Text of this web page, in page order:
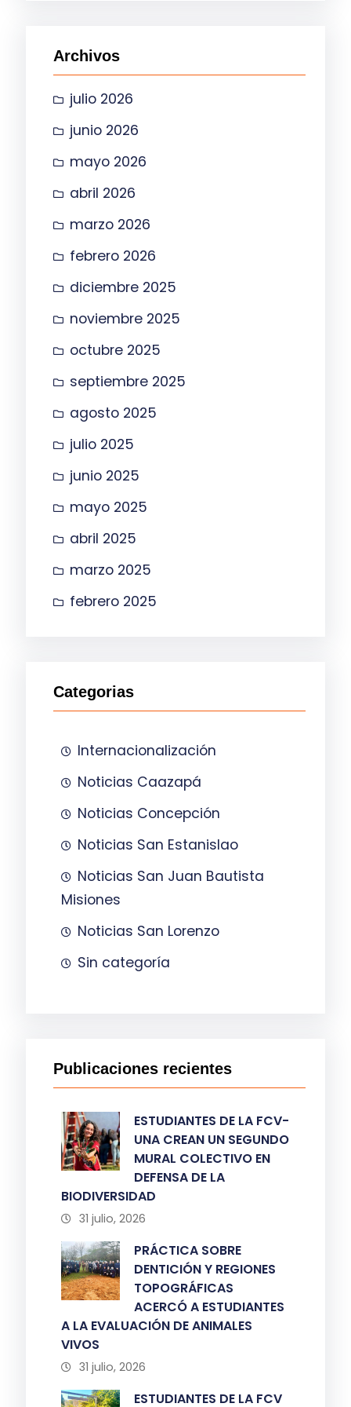
a
Archivos
julio 2026
junio 2026
mayo 2026
abril 2026
marzo 2026
febrero 2026
diciembre 2025
noviembre 2025
octubre 2025
septiembre 2025
agosto 2025
julio 2025
junio 2025
mayo 2025
abril 2025
marzo 2025
febrero 2025
Categorias
Internacionalización
Noticias Caazapá
Noticias Concepción
Noticias San Estanislao
Noticias San Juan Bautista
Misiones
Noticias San Lorenzo
Sin categoría
Publicaciones recientes
ESTUDIANTES DE LA FCV-
UNA CREAN UN SEGUNDO
MURAL COLECTIVO EN
DEFENSA DE LA
BIODIVERSIDAD
31 julio, 2026
PRÁCTICA SOBRE
DENTICIÓN Y REGIONES
TOPOGRÁFICAS
ACERCÓ A ESTUDIANTES
A LA EVALUACIÓN DE ANIMALES
VIVOS
31 julio, 2026
ESTUDIANTES DE LA FCV